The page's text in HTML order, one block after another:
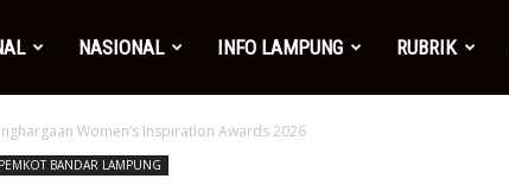
NASIONAL INFO LAMPUNG RUBRIK
Women’s Inspiration Awards 2026
PEMKOT BANDAR LAMPUNG